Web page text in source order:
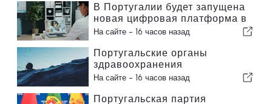
В Португалии будет запущена
новая цифровая платформа в
сфере здравоохранения
На сайте - 16 часов назад
Португальские органы
здравоохранения
предупреждают об опасности
На сайте - 16 часов назад
Португальская партия